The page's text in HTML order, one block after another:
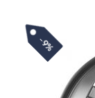
-
9%